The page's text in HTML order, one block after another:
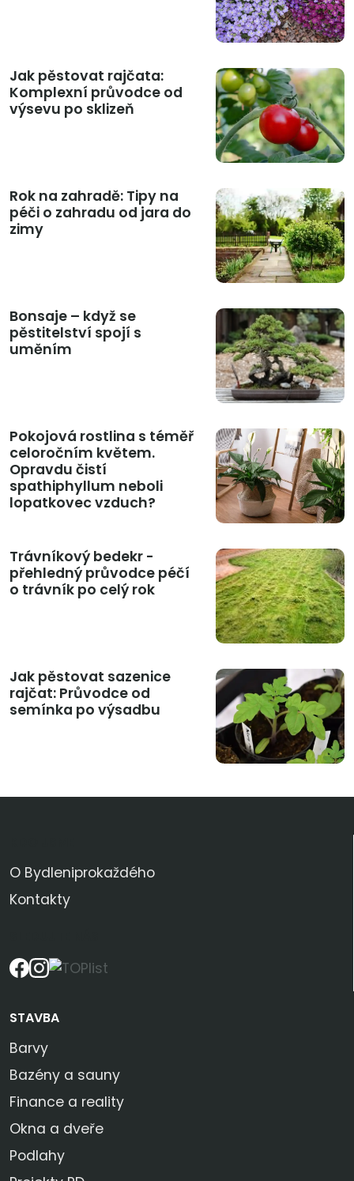
Jak pěstovat rajčata:
Komplexní průvodce od
výsevu po sklizeň
Rok na zahradě: Tipy na
péči o zahradu od jara do
zimy
Bonsaje – když se
pěstitelství spojí s
uměním
Pokojová rostlina s téměř
celoročním květem.
Opravdu čistí
spathiphyllum neboli
lopatkovec vzduch?
Trávníkový bedekr -
přehledný průvodce péčí
o trávník po celý rok
Jak pěstovat sazenice
rajčat: Průvodce od
semínka po výsadbu
O Bydleniprokaždého
Kontakty
STAVBA
Barvy
Bazény a sauny
Finance a reality
Okna a dveře
Podlahy